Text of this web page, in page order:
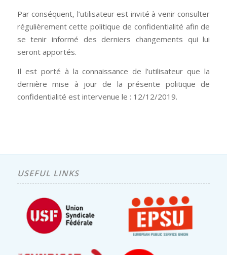
Par conséquent, l’utilisateur est invité à venir consulter
régulièrement cette politique de confidentialité afin de
se tenir informé des derniers changements qui lui
seront apportés.
Il est porté à la connaissance de l’utilisateur que la
dernière mise à jour de la présente politique de
confidentialité est intervenue le : 12/12/2019.
USEFUL LINKS